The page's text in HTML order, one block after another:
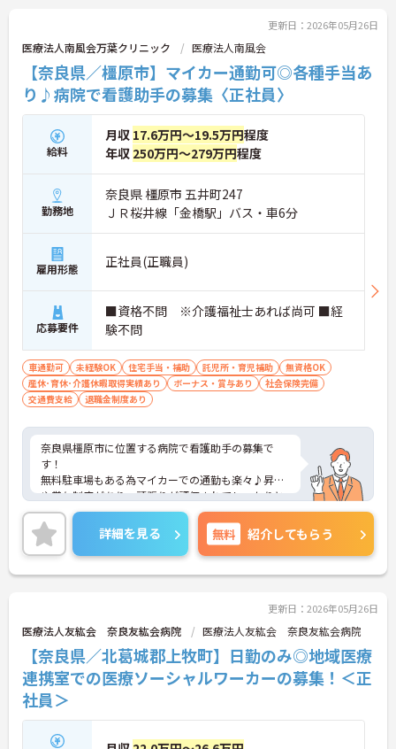
更新日：2026年05月26日
医療法人南風会万葉クリニック 医療法人南風会
【奈良県／橿原市】マイカー通勤可◎各種手当あ
り♪病院で看護助手の募集〈正社員〉
給料
月収 17.6万円～19.5万円程度
年収 250万円～279万円程度
勤務地
奈良県 橿原市 五井町247
ＪＲ桜井線「金橋駅」バス・車6分
雇用形態 正社員(正職員)
応募要件
■資格不問 ※介護福祉士あれば尚可 ■経
験不問
車通勤可 未経験OK 住宅手当・補助 託児所・育児補助
無資格OK
産休･育休･介護休暇取得実績あり
ボーナス・賞与あり
社会保険完備
交通費支給
退職金制度あり
奈良県橿原市に位置する病院で看護助手の募集で
す！
無料駐車場もある為マイカーでの通勤も楽々♪昇給
や賞与制度があり、頑張りが評価されてしっかりと
還元されます。さらに住宅手当などの各種手当もあ
るのは嬉しいポイントです◎利用可能な託児施設も
あり、小さなお子さんがいる方でも安心して働くこ
とができる環境です！しっかりとしたフォロー体制
で、経験に関わらず安心してスタートできます。
ントもお伝えしますので是非ご応募お待ちしており
詳細を見る 無料 紹介してもらう
更新日：2026年05月26日
医療法人友紘会 奈良友紘会病院 医療法人友紘会 奈良友紘会病院
【奈良県／北葛城郡上牧町】日勤のみ◎地域医療
連携室での医療ソーシャルワーカーの募集！＜正
社員＞